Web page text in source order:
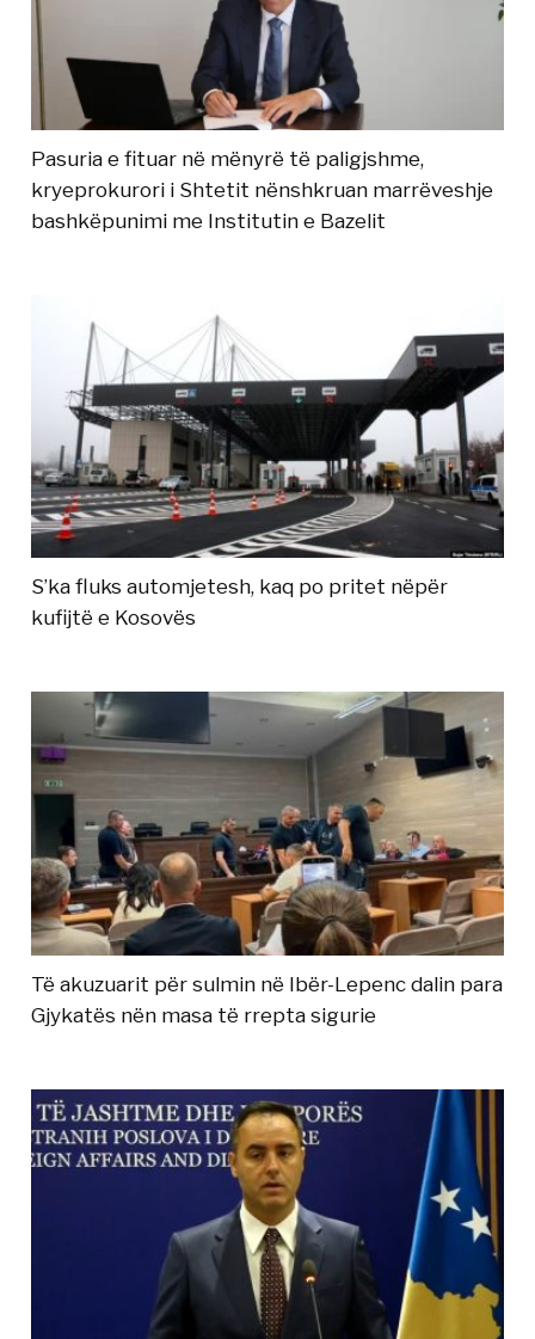
Pasuria e fituar në mënyrë të paligjshme,
kryeprokurori i Shtetit nënshkruan marrëveshje
bashkëpunimi me Institutin e Bazelit
S’ka fluks automjetesh, kaq po pritet nëpër
kufijtë e Kosovës
Të akuzuarit për sulmin në Ibër-Lepenc dalin para
Gjykatës nën masa të rrepta sigurie